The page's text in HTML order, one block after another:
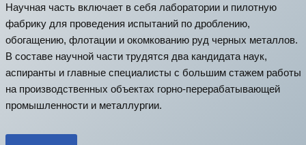
Научная часть включает в себя лаборатории и пилотную
фабрику для проведения испытаний по дроблению,
обогащению, флотации и окомкованию руд черных металлов.
В составе научной части трудятся два кандидата наук,
аспиранты и главные специалисты с большим стажем работы
на производственных объектах горно-перерабатывающей
промышленности и металлургии.